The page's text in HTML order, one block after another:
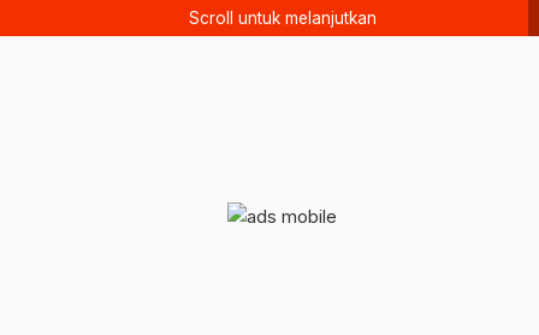
Scroll untuk melanjutkan